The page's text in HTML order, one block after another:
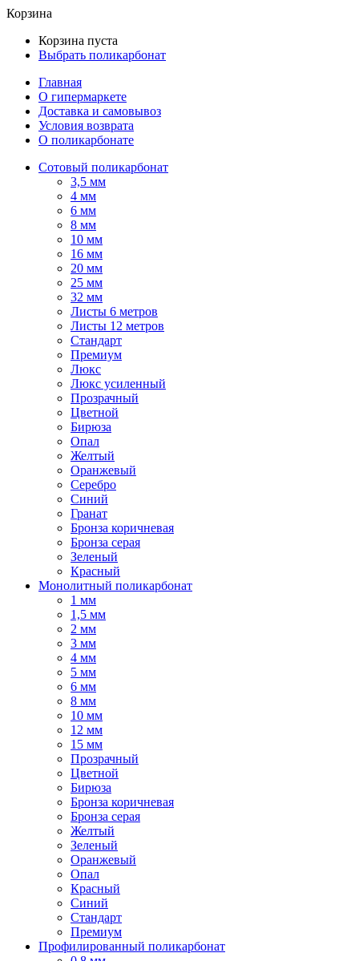
Корзина
Корзина пуста
Выбрать поликарбонат
Главная
О гипермаркете
Доставка и самовывоз
Условия возврата
О поликарбонате
Сотовый поликарбонат
3,5 мм
4 мм
6 мм
8 мм
10 мм
16 мм
20 мм
25 мм
32 мм
Листы 6 метров
Листы 12 метров
Стандарт
Премиум
Люкс
Люкс усиленный
Прозрачный
Цветной
Бирюза
Опал
Желтый
Оранжевый
Серебро
Синий
Гранат
Бронза коричневая
Бронза серая
Зеленый
Красный
Монолитный поликарбонат
1 мм
1,5 мм
2 мм
3 мм
4 мм
5 мм
6 мм
8 мм
10 мм
12 мм
15 мм
Прозрачный
Цветной
Бирюза
Бронза коричневая
Бронза серая
Желтый
Зеленый
Оранжевый
Опал
Красный
Синий
Стандарт
Премиум
Профилированный поликарбонат